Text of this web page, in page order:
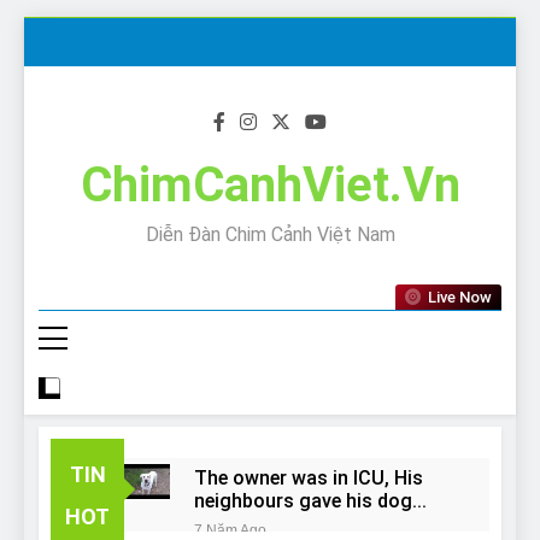
ChimCanhViet.Vn
Diễn Đàn Chim Cảnh Việt Nam
Live Now
TIN
HOT
The owner was in ICU, His
neighbours gave his dog
away!
7 Năm Ago